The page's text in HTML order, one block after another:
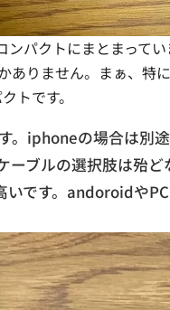
パクトにまとまって
ありません。まぁ、
トです。
。iphoneの場合は別
ーブルの選択肢は殆
です。andoroidや